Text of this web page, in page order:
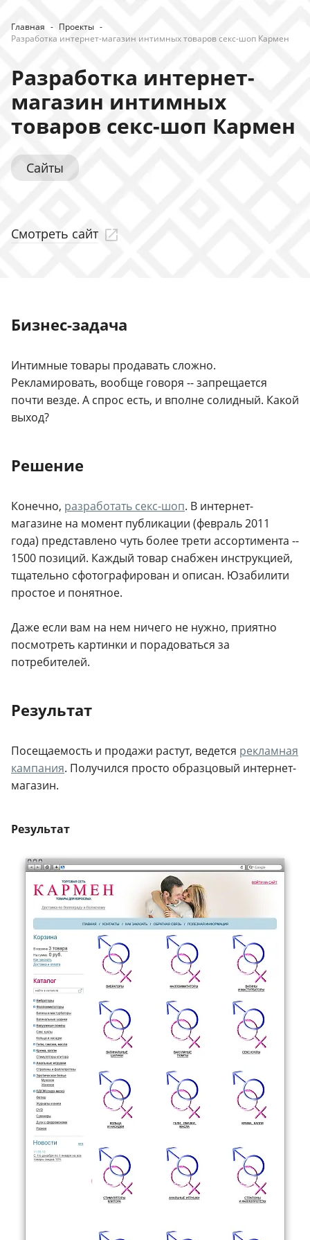
Главная - Проекты -
Разработка интернет-магазин интимных товаров секс-шоп Кармен
Разработка интернет-
магазин интимных
товаров секс-шоп Кармен
Сайты
Смотреть сайт
Бизнес-задача
Интимные товары продавать сложно.
Рекламировать, вообще говоря -- запрещается
почти везде. А спрос есть, и вполне солидный. Какой
выход?
Решение
Конечно, разработать секс-шоп. В интернет-
магазине на момент публикации (февраль 2011
года) представлено чуть более трети ассортимента --
1500 позиций. Каждый товар снабжен инструкцией,
тщательно сфотографирован и описан. Юзабилити
простое и понятное.
Даже если вам на нем ничего не нужно, приятно
посмотреть картинки и порадоваться за
потребителей.
Результат
Посещаемость и продажи растут, ведется рекламная
кампания. Получился просто образцовый интернет-
магазин.
Результат